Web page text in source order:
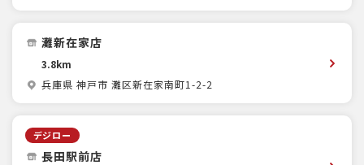
灘新在家店
3.8km
兵庫県 神戸市 灘区新在家南町1-2-2
デジロー
長田駅前店